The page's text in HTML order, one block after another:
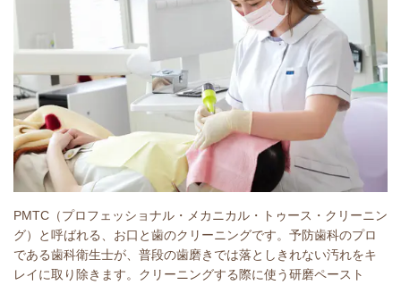
PMTC（プロフェッショナル・メカニカル・トゥース・クリーニン
グ）と呼ばれる、お口と歯のクリーニングです。予防歯科のプロ
である歯科衛生士が、普段の歯磨きでは落としきれない汚れをキ
レイに取り除きます。クリーニングする際に使う研磨ペースト